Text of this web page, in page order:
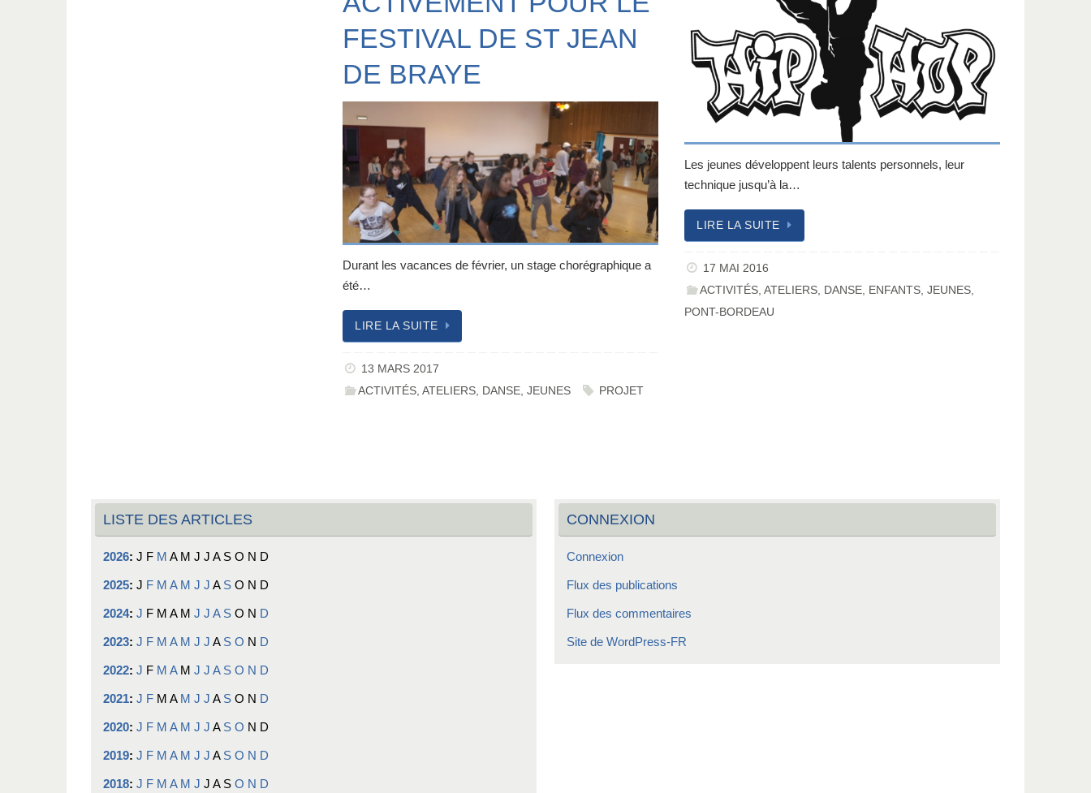
FESTIVAL DE ST JEAN
DE BRAYE
Durant les vacances de février, un stage chorégraphique a
été…
LIRE LA SUITE
13 MARS 2017
ACTIVITÉS ,ATELIERS DANSE ,JEUNES PROJET
Les jeunes développent leurs talents personnels, leur
technique jusqu’à la…
LIRE LA SUITE
17 MAI 2016
ACTIVITÉS,ATELIERS, DANSE, ENFANTS,JEUNES,
PONT-BORDEAU
LISTE DES ARTICLES
2026: J F M A M J J A S O N D
2025: J F M A M J J A S O N D
2024: J F M A M J J A S O N D
2023: J F M A M J J A S O N D
2022: J F M A M J J A S O N D
2021: J F M A M J J A S O N D
2020: J F M A M J J A S O N D
2019: J F M A M J J A S O N D
2018: J F M A M J J A S O N D
CONNEXION
Connexion
Flux des publications
Flux des commentaires
Site de WordPress-FR